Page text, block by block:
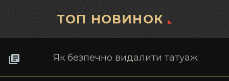
ТОП НОВИНОК
Як безпечно видалити татуаж